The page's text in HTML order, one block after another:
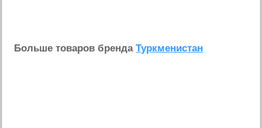
Больше товаров брендаТуркменистан